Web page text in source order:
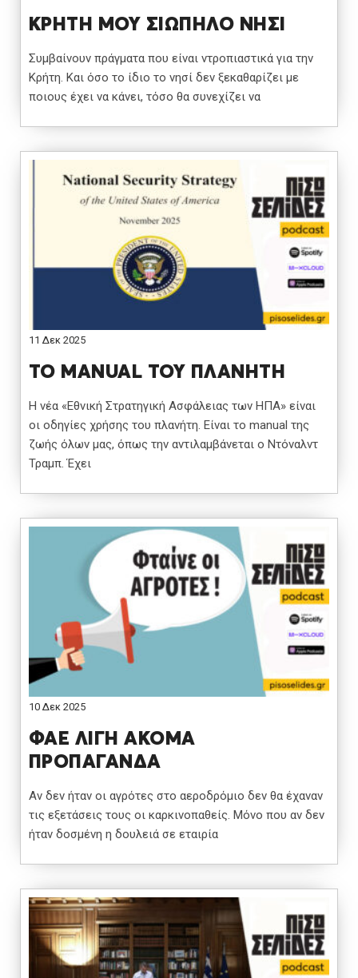
ΚΡΗΤΗ ΜΟΥ ΣΙΩΠΗΛΟ ΝΗΣΙ
Συμβαίνουν πράγματα που είναι ντροπιαστικά για την
Κρήτη. Και όσο το ίδιο το νησί δεν ξεκαθαρίζει με
ποιους έχει να κάνει, τόσο θα συνεχίζει να
11 Δεκ 2025
TO MANUAL ΤΟΥ ΠΛΑΝΗΤΗ
Η νέα «Εθνική Στρατηγική Ασφάλειας των ΗΠΑ» είναι
οι οδηγίες χρήσης του πλανήτη. Είναι το manual της
ζωής όλων μας, όπως την αντιλαμβάνεται ο Ντόναλντ
Τραμπ. Έχει
10 Δεκ 2025
ΦΑΕ ΛΙΓΗ ΑΚΟΜΑ
ΠΡΟΠΑΓΑΝΔΑ
Αν δεν ήταν οι αγρότες στο αεροδρόμιο δεν θα έχαναν
τις εξετάσεις τους οι καρκινοπαθείς. Μόνο που αν δεν
ήταν δοσμένη η δουλειά σε εταιρία